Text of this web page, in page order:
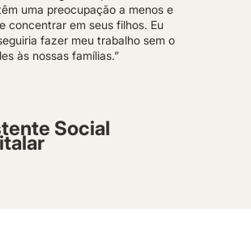
uma preocupação a menos e
concentrar em seus filhos. Eu
fazer meu trabalho sem o
às nossas famílias.”
Social